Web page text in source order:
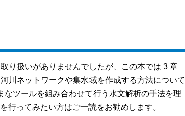
り扱いがありませんでしたが、この本では 3 章
川ネットワークや集水域を作成する方法について
ツールを組み合わせて行う水文解析の手法を理
行ってみたい方はご一読をお勧めします。